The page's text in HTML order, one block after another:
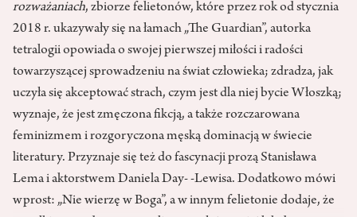
rozważaniach, zbiorze felietonów, które przez rok od stycznia
2018 r. ukazywały się na łamach „The Guardian”, autorka
tetralogii opowiada o swojej pierwszej miłości i radości
towarzyszącej sprowadzeniu na świat człowieka; zdradza, jak
uczyła się akceptować strach, czym jest dla niej bycie Włoszką;
wyznaje, że jest zmęczona fikcją, a także rozczarowana
feminizmem i rozgoryczona męską dominacją w świecie
literatury. Przyznaje się też do fascynacji prozą Stanisława
Lema i aktorstwem Daniela Day- -Lewisa. Dodatkowo mówi
wprost: „Nie wierzę w Boga”, a w innym felietonie dodaje, że